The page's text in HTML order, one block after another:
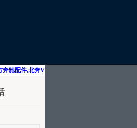
驰配件,北奔V3配件,北奔配件,北奔驾驶室,北方